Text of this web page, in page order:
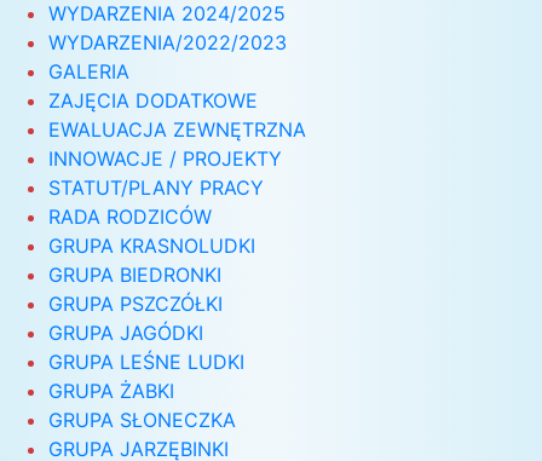
WYDARZENIA 2024/2025
WYDARZENIA/2022/2023
GALERIA
ZAJĘCIA DODATKOWE
EWALUACJA ZEWNĘTRZNA
INNOWACJE / PROJEKTY
STATUT/PLANY PRACY
RADA RODZICÓW
GRUPA KRASNOLUDKI
GRUPA BIEDRONKI
GRUPA PSZCZÓŁKI
GRUPA JAGÓDKI
GRUPA LEŚNE LUDKI
GRUPA ŻABKI
GRUPA SŁONECZKA
GRUPA JARZĘBINKI